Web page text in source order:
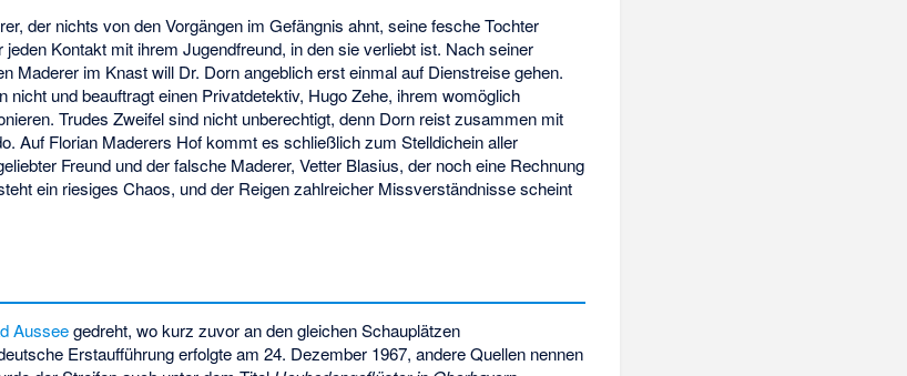
der nichts von den Vorgängen im Gefängnis ahnt, seine fesche Tochter
Kontakt mit ihrem Jugendfreund, in den sie verliebt ist. Nach seiner
Maderer im Knast will Dr. Dorn angeblich erst einmal auf Dienstreise gehen.
nicht und beauftragt einen Privatdetektiv, Hugo Zehe, ihrem womöglich
Trudes Zweifel sind nicht unberechtigt, denn Dorn reist zusammen mit
Auf Florian Maderers Hof kommt es schließlich zum Stelldichein aller
Freund und der falsche Maderer, Vetter Blasius, der noch eine Rechnung
ein riesiges Chaos, und der Reigen zahlreicher Missverständnisse scheint
Ausseegedreht, wo kurz zuvor an den gleichen Schauplätzen
Erstaufführung erfolgte am 24. Dezember 1967, andere Quellen nennen